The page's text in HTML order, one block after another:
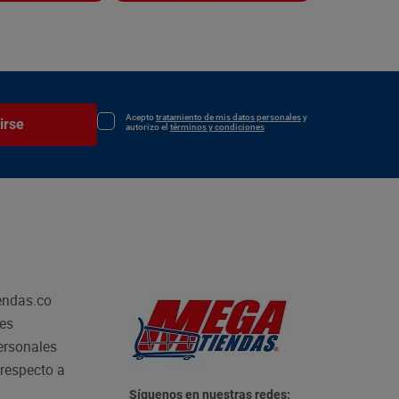
Aceptotratamiento de mis datos personalesy
autorizo el términos y condiciones
a
Síguenos en nuestras redes: